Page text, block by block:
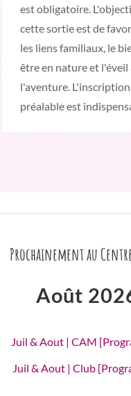
est obligatoire.
cette sortie est de
les liens familiaux, le
être en nature et l'éveil
l'aventure. L'inscription
préalable est
Prochainement au
Août
Juil & Aout | CAM
Juil & Aout | Club